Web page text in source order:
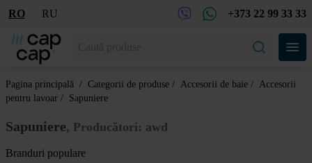
RO RU +373 22 99 33 33
Pagina principală / Categorii de produse / Accesorii de baie / Accesorii
pentru lavoar / Sapuniere
Sapuniere, Producători: awd
Branduri populare